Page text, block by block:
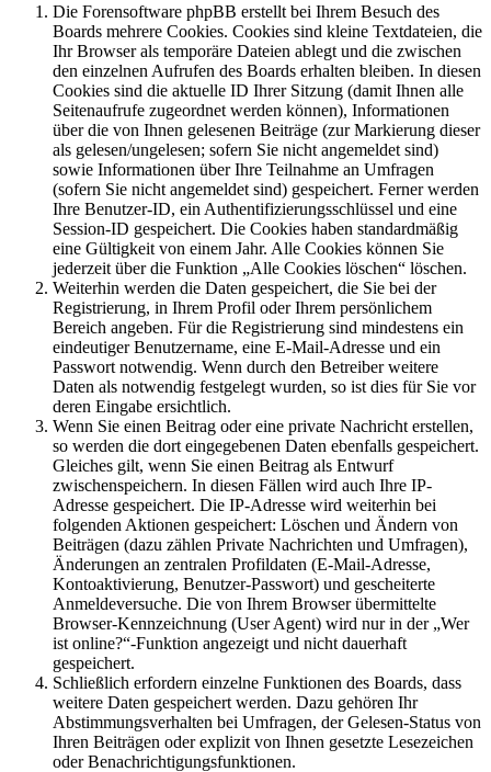
Die Forensoftware phpBB erstellt bei Ihrem Besuch des
Boards mehrere Cookies. Cookies sind kleine Textdateien, die
Ihr Browser als temporäre Dateien ablegt und die zwischen
den einzelnen Aufrufen des Boards erhalten bleiben. In diesen
Cookies sind die aktuelle ID Ihrer Sitzung (damit Ihnen alle
Seitenaufrufe zugeordnet werden können), Informationen
über die von Ihnen gelesenen Beiträge (zur Markierung dieser
als gelesen/ungelesen; sofern Sie nicht angemeldet sind)
sowie Informationen über Ihre Teilnahme an Umfragen
(sofern Sie nicht angemeldet sind) gespeichert. Ferner werden
Ihre Benutzer-ID, ein Authentifizierungsschlüssel und eine
Session-ID gespeichert. Die Cookies haben standardmäßig
eine Gültigkeit von einem Jahr. Alle Cookies können Sie
jederzeit über die Funktion „Alle Cookies löschen“ löschen.
Weiterhin werden die Daten gespeichert, die Sie bei der
Registrierung, in Ihrem Profil oder Ihrem persönlichem
Bereich angeben. Für die Registrierung sind mindestens ein
eindeutiger Benutzername, eine E-Mail-Adresse und ein
Passwort notwendig. Wenn durch den Betreiber weitere
Daten als notwendig festgelegt wurden, so ist dies für Sie vor
deren Eingabe ersichtlich.
Wenn Sie einen Beitrag oder eine private Nachricht erstellen,
so werden die dort eingegebenen Daten ebenfalls gespeichert.
Gleiches gilt, wenn Sie einen Beitrag als Entwurf
zwischenspeichern. In diesen Fällen wird auch Ihre IP-
Adresse gespeichert. Die IP-Adresse wird weiterhin bei
folgenden Aktionen gespeichert: Löschen und Ändern von
Beiträgen (dazu zählen Private Nachrichten und Umfragen),
Änderungen an zentralen Profildaten (E-Mail-Adresse,
Kontoaktivierung, Benutzer-Passwort) und gescheiterte
Anmeldeversuche. Die von Ihrem Browser übermittelte
Browser-Kennzeichnung (User Agent) wird nur in der „Wer
ist online?“-Funktion angezeigt und nicht dauerhaft
gespeichert.
Schließlich erfordern einzelne Funktionen des Boards, dass
weitere Daten gespeichert werden. Dazu gehören Ihr
Abstimmungsverhalten bei Umfragen, der Gelesen-Status von
Ihren Beiträgen oder explizit von Ihnen gesetzte Lesezeichen
oder Benachrichtigungsfunktionen.